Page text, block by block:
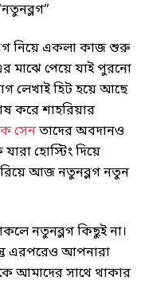
নিয়ে একলা কাজ শুরু
মাঝে পেয়ে যাই পুরনো
লেখাই হিট হয়ে আছে
করে শাহরিয়ার
সেনতাদের অবদানও
যারা হোস্টিং দিয়ে
আজ নতুনব্লগ নতুন
নতুনব্লগ কিছুই না।
এরপরেও আপনারা
আমাদের সাথে থাকার